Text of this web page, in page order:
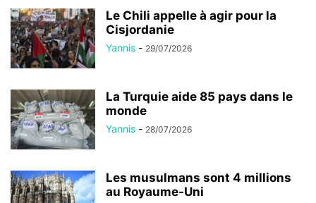
Le Chili appelle à agir pour la
Cisjordanie
Yannis - 29/07/2026
La Turquie aide 85 pays dans le
monde
Yannis - 28/07/2026
Les musulmans sont 4 millions
au Royaume-Uni